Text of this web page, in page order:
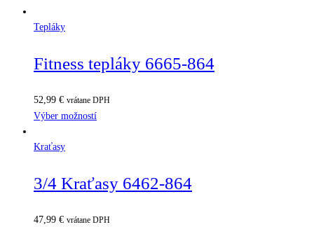
Tepláky
Fitness tepláky 6665-864
52,99 € vrátane DPH
Výber možností
Kraťasy
3/4 Kraťasy 6462-864
47,99 € vrátane DPH